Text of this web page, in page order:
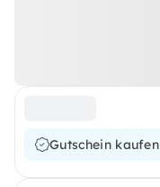
Gutschein kaufen